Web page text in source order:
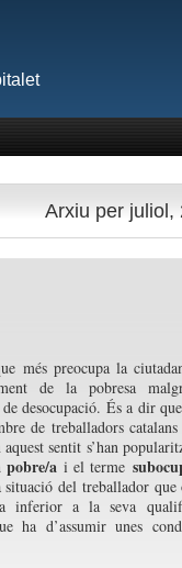
Arxiu per juliol,
més preocupa la
de la pobresa
de desocupació. És a dir
de treballadors
sentit s’han
a i el terme
del treballador que
inferior a la seva
ha d’assumir unes